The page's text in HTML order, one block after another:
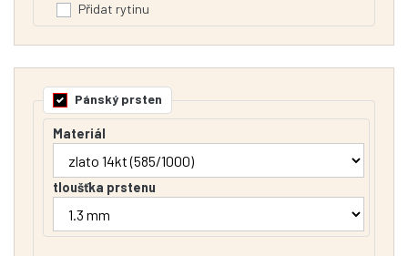
Přidat rytinu
Pánský prsten
Materiál
tloušťka prstenu